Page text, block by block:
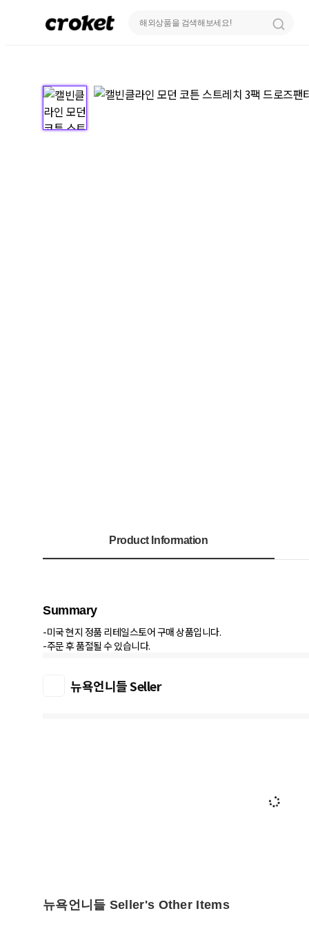
Product Information
Summary
-미국 현지 정품 리테일스토어 구매 상품입니다.
-주문 후 품절될 수 있습니다.
뉴욕언니들 Seller
뉴욕언니들 Seller's Other Items